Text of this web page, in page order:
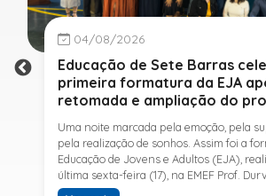
04/08/2026
Educação de Sete Barras
primeira formatura da EJA
retomada e ampliação do
Uma noite marcada pela emoção, pela
pela realização de sonhos. Assim foi a
Educação de Jovens e Adultos (EJA),
última sexta-feira (17), na EMEF Prof.
cerimônia celebrou a conclusão dos